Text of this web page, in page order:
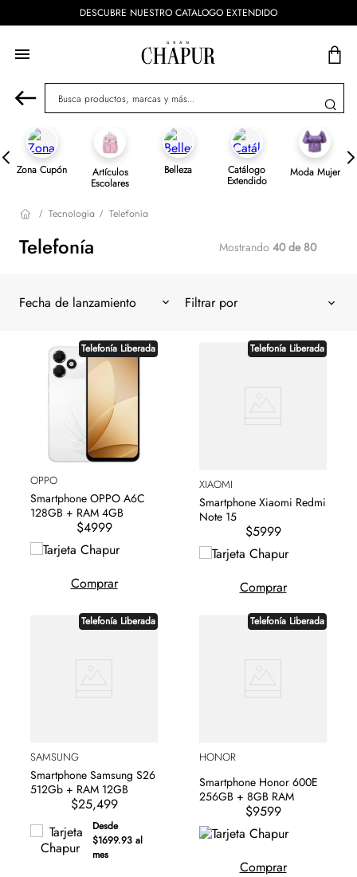
CATALOGO EXTENDIDO
Busca productos, marcas y más...
Zona Cupón Artículos
Escolares
Belleza Catálogo
Extendido
Moda Mujer
Tecnología Telefonía
Telefonía Mostrando 40 de 80
Fecha de lanzamiento
Telefonía Liberada
OPPO
Smartphone OPPO A6C
128GB + RAM 4GB
$4999
Comprar
Telefonía Liberada
XIAOMI
Smartphone Xiaomi Redmi
Note 15
$5999
Comprar
Telefonía Liberada
SAMSUNG
Smartphone Samsung S26
512Gb + RAM 12GB
$25,499
Desde
$1699.93 al
mes
Telefonía Liberada
HONOR
Smartphone Honor 600E
256GB + 8GB RAM
$9599
Comprar